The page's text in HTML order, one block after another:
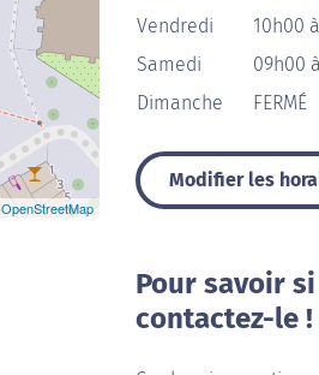
OpenStreetMap
Vendredi
10h00
Samedi
09h00
Dimanche
FERMÉ
Modifier les
Pour savoir
contactez-le !